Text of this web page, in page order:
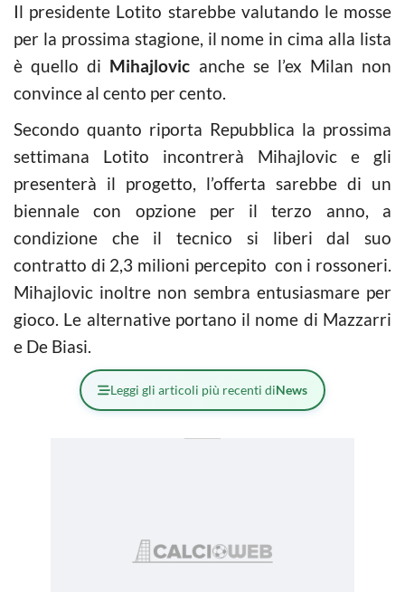
Il presidente Lotito starebbe valutando le mosse
per la prossima stagione, il nome in cima alla lista
è quello di Mihajlovic anche se l’ex Milan non
convince al cento per cento.
Secondo quanto riporta Repubblica la prossima
settimana Lotito incontrerà Mihajlovic e gli
presenterà il progetto, l’offerta sarebbe di un
biennale con opzione per il terzo anno, a
condizione che il tecnico si liberi dal suo
contratto di 2,3 milioni percepito con i rossoneri.
Mihajlovic inoltre non sembra entusiasmare per
gioco. Le alternative portano il nome di Mazzarri
e De Biasi.
Leggi gli articoli più recenti diNews